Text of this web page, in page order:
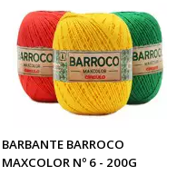
BARBANTE BARROCO
MAXCOLOR Nº 6 - 200G